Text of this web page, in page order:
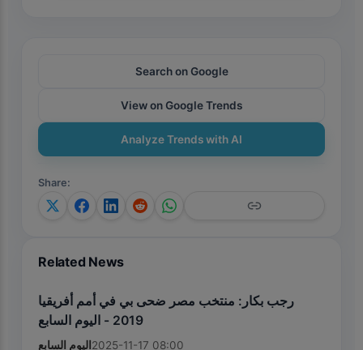
Search on Google
View on Google Trends
Analyze Trends with AI
Share:
Related News
رجب بكار: منتخب مصر ضحى بي في أمم أفريقيا
2019 - اليوم السابع
اليوم السابع 2025-11-17 08:00